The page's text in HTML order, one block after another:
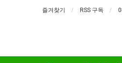
즐겨찾기 RSS 구독